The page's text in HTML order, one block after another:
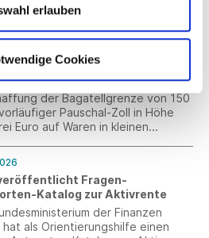
erlauben
Cookies
des
und als ultima ratio,
zur Sperrung der
Europäischer Rat gibt
grünes Licht
der Bagatellgrenze von 150
Pauschal-Zoll in Höhe
Euro auf Waren in kleinen
Gangart gegen die
im Online-Handel.
Fragen-
Katalog zur Aktivrente
der Finanzen
hat als Orientierungshilfe einen